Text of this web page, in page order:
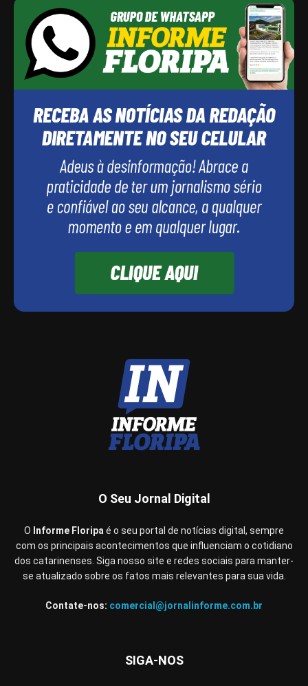
O Seu Jornal Digital
O Informe Floripa é o seu portal de notícias digital, sempre
com os principais acontecimentos que influenciam o cotidiano
dos catarinenses. Siga nosso site e redes sociais para manter-
se atualizado sobre os fatos mais relevantes para sua vida.
Contate-nos: comercial@jornalinforme.com.br
SIGA-NOS